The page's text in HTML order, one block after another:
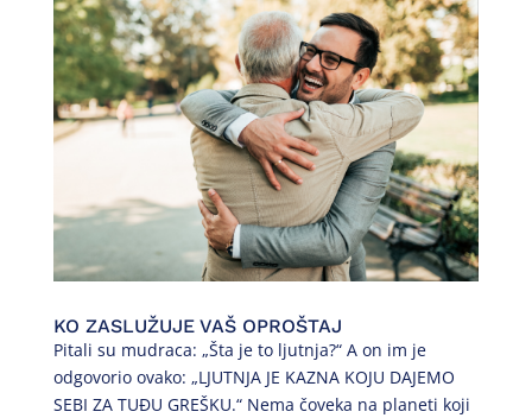
KO ZASLUŽUJE VAŠ OPROŠTAJ
Pitali su mudraca: „Šta je to ljutnja?“ A on im je
odgovorio ovako: „LJUTNJA JE KAZNA KOJU DAJEMO
SEBI ZA TUĐU GREŠKU.“ Nema čoveka na planeti koji